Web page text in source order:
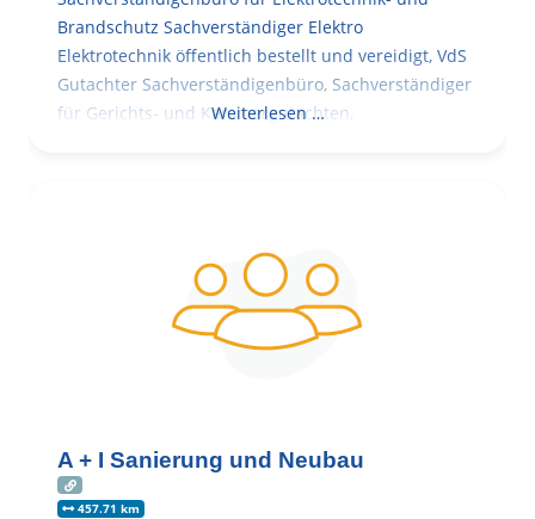
Brandschutz Sachverständiger Elektro
Elektrotechnik öffentlich bestellt und vereidigt, VdS
Gutachter Sachverständigenbüro, Sachverständiger
für Gerichts- und Kammergutachten,
Weiterlesen …
A + I Sanierung und Neubau
457.71 km